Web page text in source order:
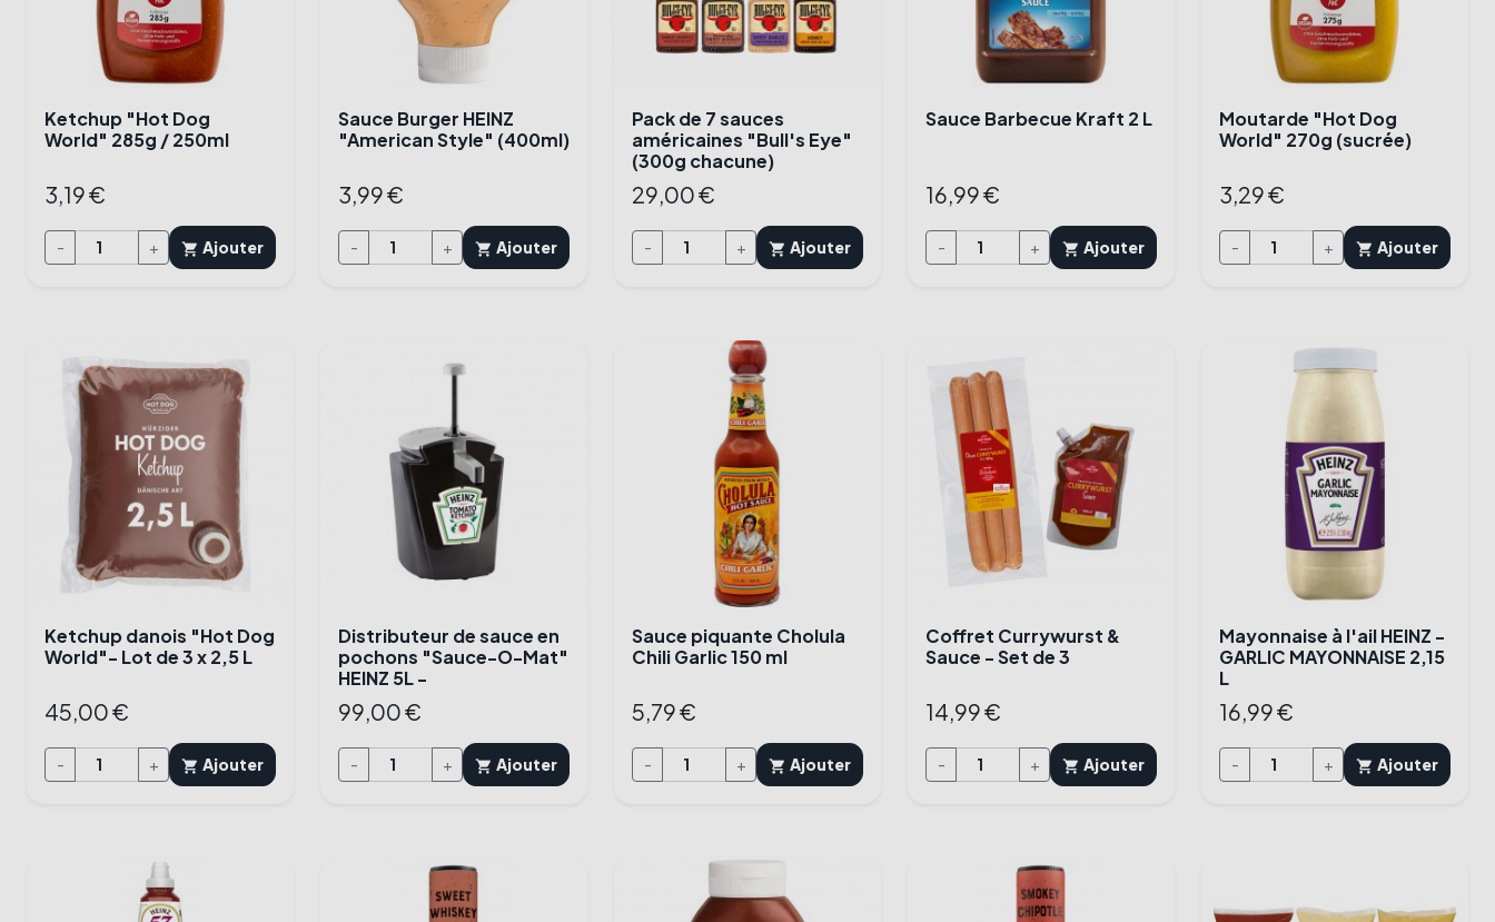
Ketchup "Hot Dog
World" 285g / 250ml
3,19 €
- + shopping_cart Ajouter
Sauce Burger HEINZ
"American Style" (400ml)
3,99 €
- + shopping_cart Ajouter
Pack de 7 sauces
américaines "Bull's Eye"
(300g chacune)
29,00 €
- + shopping_cart Ajouter
Sauce Barbecue Kraft 2 L
16,99 €
- + shopping_cart Ajouter
Moutarde "Hot Dog
World" 270g (sucrée)
3,29 €
- + shopping_cart Ajouter
Ketchup danois "Hot Dog
World"- Lot de 3 x 2,5 L
45,00 €
- + shopping_cart Ajouter
Distributeur de sauce en
pochons "Sauce-O-Mat"
HEINZ 5L -
99,00 €
- + shopping_cart Ajouter
Sauce piquante Cholula
Chili Garlic 150 ml
5,79 €
- + shopping_cart Ajouter
Coffret Currywurst &
Sauce - Set de 3
14,99 €
- + shopping_cart Ajouter
Mayonnaise à l'ail HEINZ -
GARLIC MAYONNAISE 2,15
L
16,99 €
- + shopping_cart Ajouter